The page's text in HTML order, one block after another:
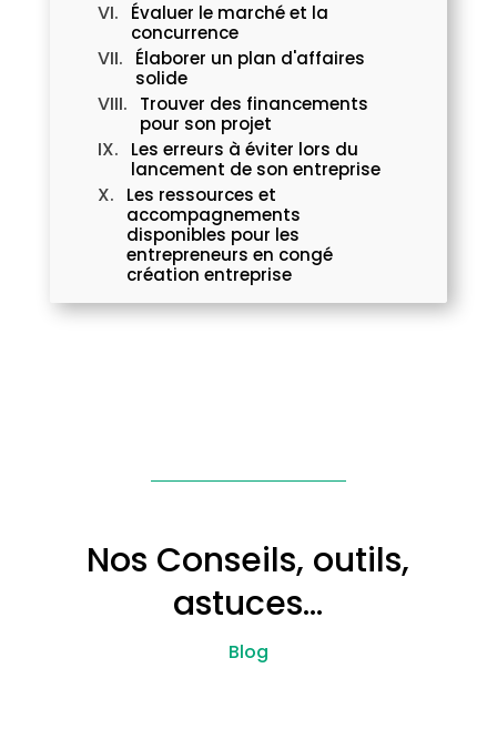
Évaluer le marché et la
concurrence
Élaborer un plan d'affaires
solide
Trouver des financements
pour son projet
Les erreurs à éviter lors du
lancement de son entreprise
Les ressources et
accompagnements
disponibles pour les
entrepreneurs en congé
création entreprise
Nos Conseils, outils,
astuces…
Blog